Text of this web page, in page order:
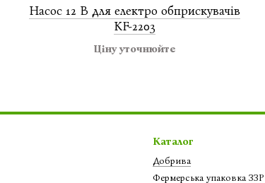
Насос 12 В для електро обприскувачів
KF-2203
Ціну уточнюйте
Каталог
Добрива
Фермерська упаковка ЗЗР